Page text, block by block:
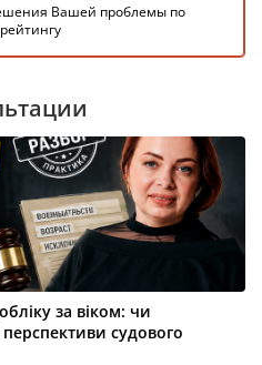
Вашей проблемы по
за віком: чи
судового